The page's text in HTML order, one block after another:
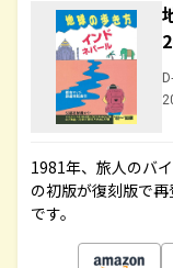
1981年、旅人のバ
の初版が復刻版で
です。